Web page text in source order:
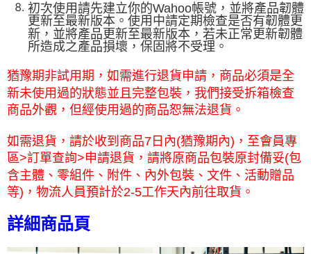
初次使用請先建立你的Wahoo帳號，並將產品韌體
更新至最新版本。使用中請定期檢查是否有韌體更
新，並將產品更新至最新版本，若未正常更新韌體
所造成之產品損壞，保固將不受理。
猶豫期非試用期，如需進行退貨申請，商品必須是全
新未使用過的狀態並且完整包裝，我們接受拆箱檢查
商品外觀，但經使用過的商品恕無法退貨 。
如需退貨，請於收到商品7日內(猶豫期內)，至會員專
區>訂單查詢>申請退貨，請將原商品包裝原封備妥(包
含主體、零組件、附件、內外包裝、文件、活動贈品
等)，物流人員預計於2-5工作天內前往取貨。
詳細商品頁